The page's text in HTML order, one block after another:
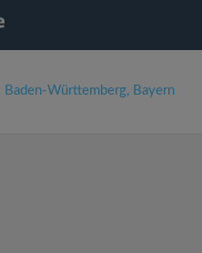
Baden-Württemberg Bayern